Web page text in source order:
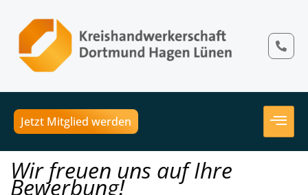
Jetzt Mitglied werden
Wir freuen uns auf Ihre
Bewerbung!